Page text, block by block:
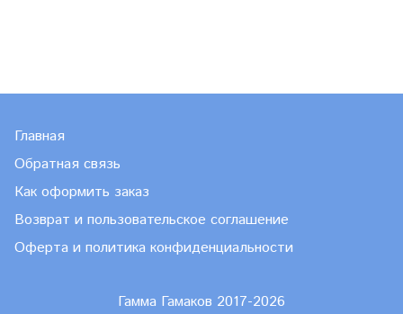
Главная
Обратная связь
Как оформить заказ
Возврат и пользовательское соглашение
Оферта и политика конфиденциальности
Гамма Гамаков 2017-2026